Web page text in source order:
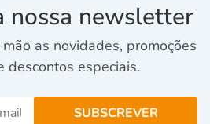
nossa newsletter
as novidades, promoções
descontos especiais.